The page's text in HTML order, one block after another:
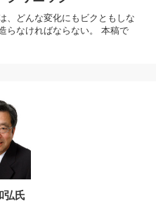
、どんな変化にもビクともしな
らなければならない。 本稿で
弘氏